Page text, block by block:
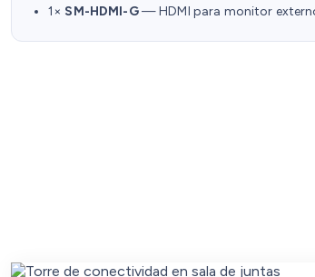
1× SM-HDMI-G— HDMI para monitor